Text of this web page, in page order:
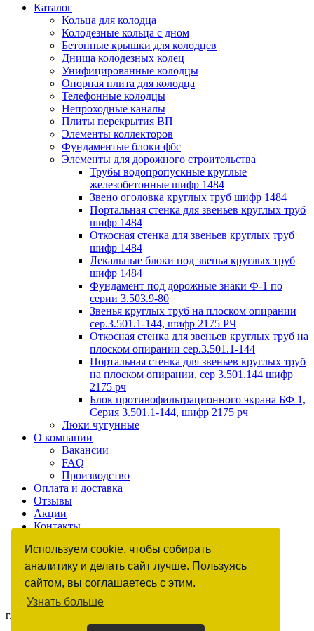
Используем cookie, чтобы собирать
аналитику и делать сайт лучше. Пользуясь
сайтом, вы соглашаетесь с этим.
Узнать больше
Каталог
Кольца для колодца
Колодезные кольца с дном
Бетонные крышки для колодцев
Днища колодезных колец
Унифицированные колодцы
Опорная плита для колодца
Телефонные колодцы
Непроходные каналы
Плиты перекрытия ВП
Элементы коллекторов
Фундаментые блоки фбс
Элементы для дорожного строительства
Трубы водопропускные круглые
железобетонные шифр 1484
Звено оголовка круглых труб шифр 1484
Портальная стенка для звеньев круглых труб
шифр 1484
Откосная стенка для звеньев круглых труб
шифр 1484
Лекальные блоки под звенья круглых труб
шифр 1484
Фундамент под дорожные знаки Ф-1 по
серии 3.503.9-80
Звенья круглых труб на плоском опирании
сер.3.501.1-144, шифр 2175 РЧ
Откосная стенка для звеньев круглых труб на
плоском опирании сер.3.501.1-144
Портальная стенка для звеньев круглых труб
на плоском опирании, сер 3.501.144 шифр
2175 рч
Блок противофильтрационного экрана БФ 1,
Серия 3.501.1-144, шифр 2175 рч
Люки чугунные
О компании
Вакансии
FAQ
Производство
Оплата и доставка
Отзывы
Акции
Контакты
г. Москва, ул. Бутлерова, д. 17